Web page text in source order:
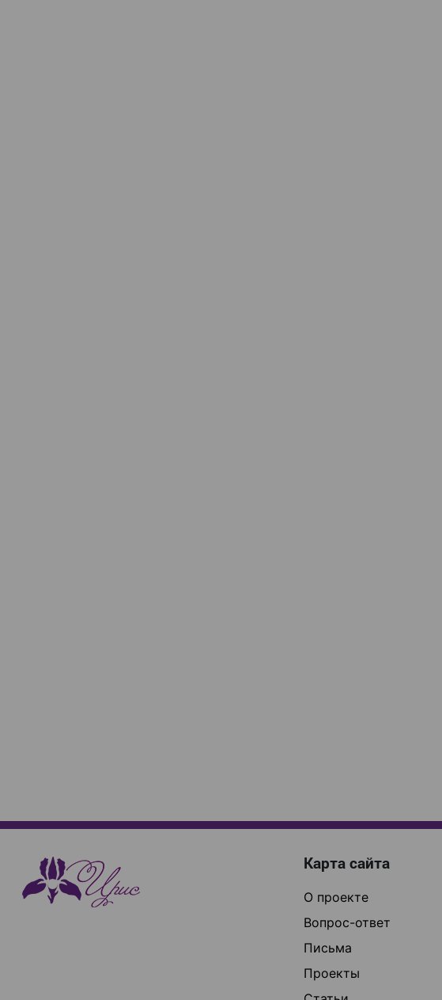
Карта сайта
О проекте
Вопрос-ответ
Письма
Проекты